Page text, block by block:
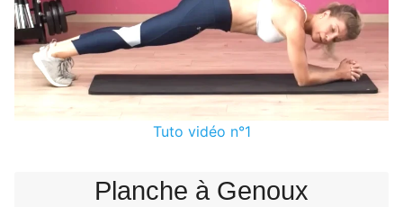
Tuto vidéo n°1
Planche à Genoux